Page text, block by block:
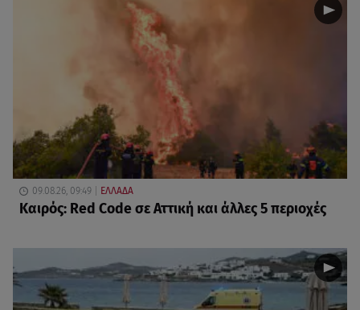
09.08.26, 09:49 ΕΛΛΑΔΑ
Καιρός: Red Code σε Αττική και άλλες 5 περιοχές